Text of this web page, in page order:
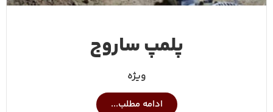
پلمپ ساروج
ویژه
ادامه مطلب...